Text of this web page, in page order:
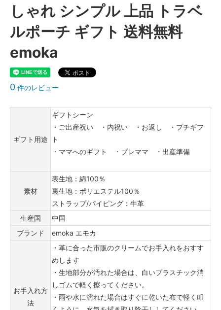
しゃれ シンプル 上品 トラベ
ルポーチ ギフト 送料無料
emoka
0 件のレビュー
ギフト用途
ギフトシーン
・ご出産祝い ・内祝い ・お返し ・プチギフ
ト
・ママへのギフト ・プレママ ・出産準備
素材
表生地：綿100％
裏生地：ポリエステル100％
ストラップ/パイピング：牛革
生産国
中国
ブランド
emoka エモカ
お手入れ方
法
・革に合った市販のクリームでお手入れをおすす
めします
・生地部分が汚れた場合は、白いプラスチック消
しゴムで軽く擦ってください。
・雨や水に濡れた場合はすぐに乾いた布で軽く叩